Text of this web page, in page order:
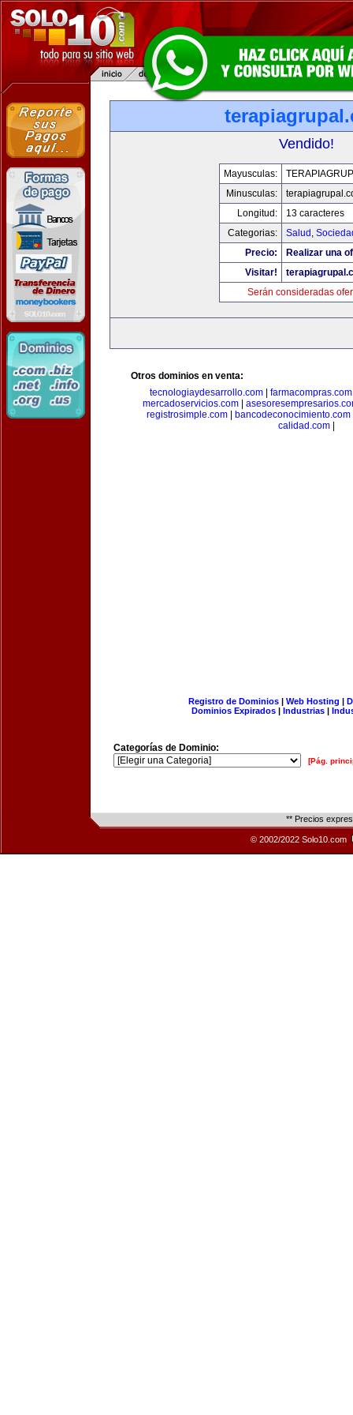
Vendido!
Mayusculas:
Minusculas:
Longitud:
13 caracteres
Categorias:
Salud ,
Precio:
Realizar una
Visitar!
Serán consideradas
Otros dominios en venta:
tecnologiaydesarrollo.com
farmacompras.com
mercadoservicios.com|
registrosimple.com
bancodeconocimiento.com
calidad.com
Registro de Dominios| Web Hosting |
Dominios Expirados | Industrias |
Categorías de Dominio:
[Pág.
** Precios
© 2002/2022 Solo10.com